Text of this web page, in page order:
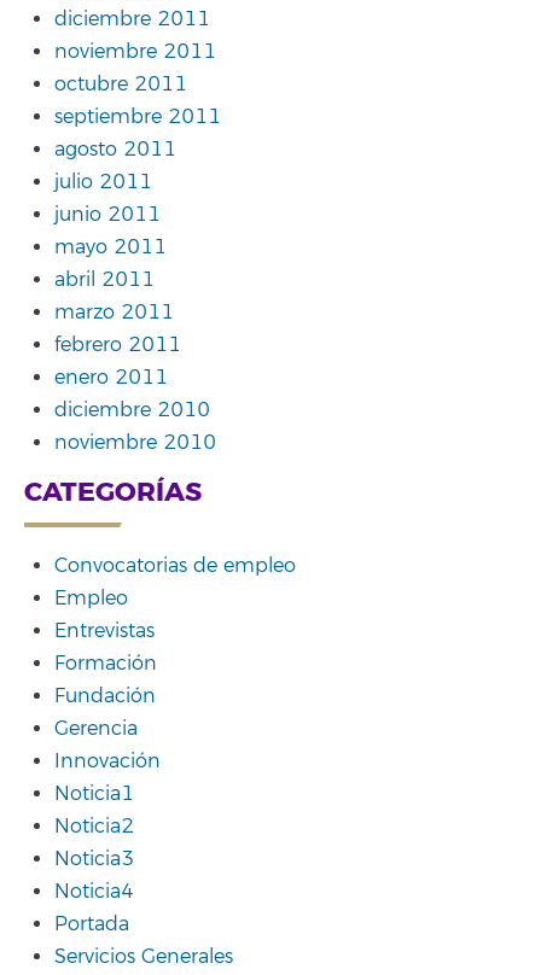
diciembre 2011
noviembre 2011
octubre 2011
septiembre 2011
agosto 2011
julio 2011
junio 2011
mayo 2011
abril 2011
marzo 2011
febrero 2011
enero 2011
diciembre 2010
noviembre 2010
CATEGORÍAS
Convocatorias de empleo
Empleo
Entrevistas
Formación
Fundación
Gerencia
Innovación
Noticia1
Noticia2
Noticia3
Noticia4
Portada
Servicios Generales